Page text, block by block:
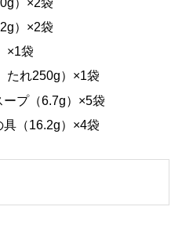
）×2袋
×1袋
たれ250g）×1袋
プ（6.7g）×5袋
（16.2g）×4袋